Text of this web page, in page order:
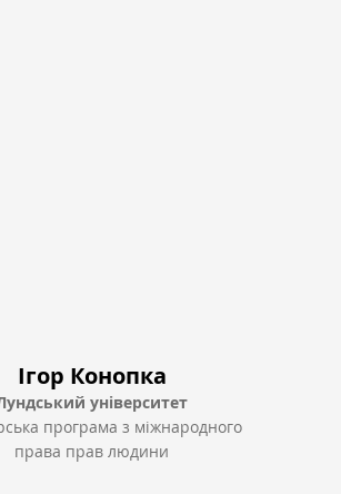
Ігор Конопка
університет
програма з міжнародного
права прав людини